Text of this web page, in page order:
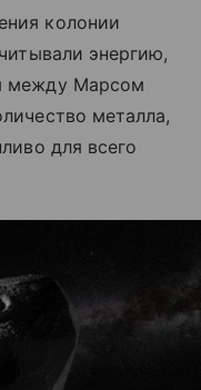
колонии
энергию,
между Марсом
металла,
для всего